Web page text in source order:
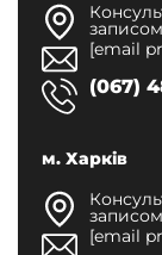
записом
[email
(067)
м. Харків
записом
[email